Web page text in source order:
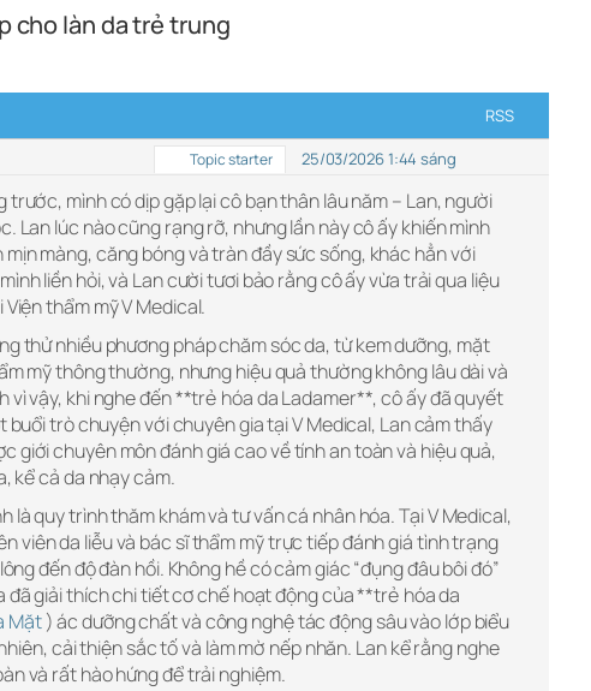
cho làn da trẻ trung
RSS
Topic starter 25/03/2026 1:44 sáng
mình có dịp gặp lại cô bạn thân lâu năm – Lan, người
Lan lúc nào cũng rạng rỡ, nhưng lần này cô ấy khiến mình
màng, căng bóng và tràn đầy sức sống, khác hẳn với
liền hỏi, và Lan cười tươi bảo rằng cô ấy vừa trải qua liệu
thẩm mỹ V Medical.
thử nhiều phương pháp chăm sóc da, từ kem dưỡng, mặt
mỹ thông thường, nhưng hiệu quả thường không lâu dài và
vậy, khi nghe đến **trẻ hóa da Ladamer**, cô ấy đã quyết
buổi trò chuyện với chuyên gia tại V Medical, Lan cảm thấy
giới chuyên môn đánh giá cao về tính an toàn và hiệu quả,
kể cả da nhạy cảm.
là quy trình thăm khám và tư vấn cá nhân hóa. Tại V Medical,
viên da liễu và bác sĩ thẩm mỹ trực tiếp đánh giá tình trạng
đến độ đàn hồi. Không hề có cảm giác “đụng đâu bôi đó”
đã giải thích chi tiết cơ chế hoạt động của **trẻ hóa da
Mặt) ác dưỡng chất và công nghệ tác động sâu vào lớp biểu
cải thiện sắc tố và làm mờ nếp nhăn. Lan kể rằng nghe
và rất hào hứng để trải nghiệm.